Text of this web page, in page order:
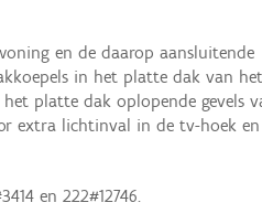
en de daarop aansluitende
in het platte dak van het
platte dak oplopende gevels
extra lichtinval in de tv-hoek en
en 222#12746.